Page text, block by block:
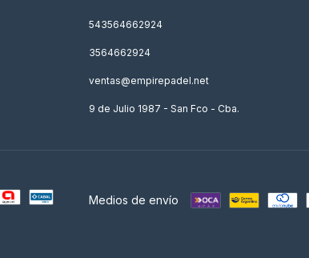
543564662924
3564662924
ventas@empirepadel.net
9 de Julio 1987 - San Fco - Cba.
Medios de envío